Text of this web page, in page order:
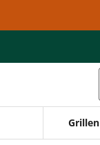
Grillen